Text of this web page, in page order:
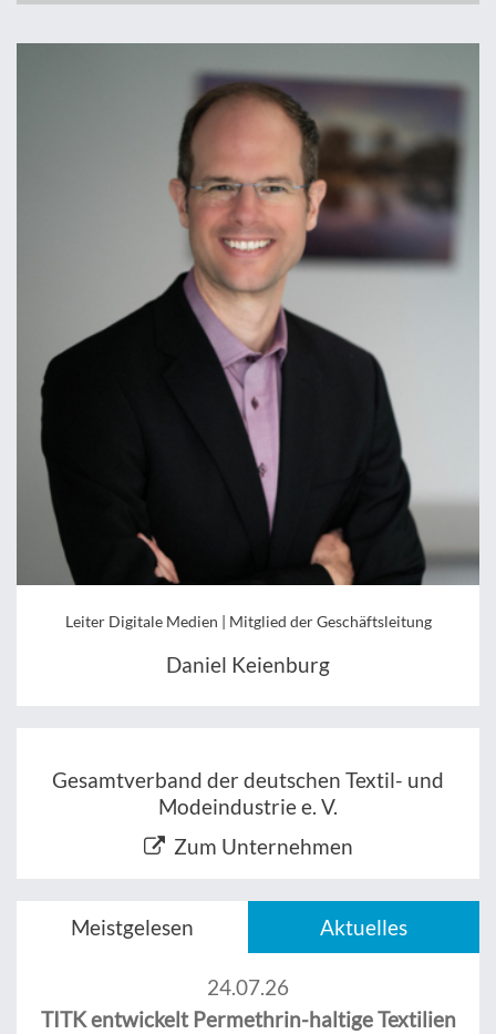
Leiter Digitale Medien | Mitglied der Geschäftsleitung
Daniel Keienburg
Gesamtverband der deutschen Textil- und
Modeindustrie e. V.
Zum Unternehmen
Meistgelesen Aktuelles
24.07.26
TITK entwickelt Permethrin-haltige Textilien